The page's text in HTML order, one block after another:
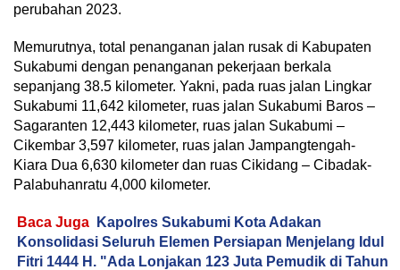
perubahan 2023.
Memurutnya, total penanganan jalan rusak di Kabupaten
Sukabumi dengan penanganan pekerjaan berkala
sepanjang 38.5 kilometer. Yakni, pada ruas jalan Lingkar
Sukabumi 11,642 kilometer, ruas jalan Sukabumi Baros –
Sagaranten 12,443 kilometer, ruas jalan Sukabumi –
Cikembar 3,597 kilometer, ruas jalan Jampangtengah-
Kiara Dua 6,630 kilometer dan ruas Cikidang – Cibadak-
Palabuhanratu 4,000 kilometer.
Baca Juga
Kapolres Sukabumi Kota Adakan
Konsolidasi Seluruh Elemen Persiapan Menjelang Idul
Fitri 1444 H. "Ada Lonjakan 123 Juta Pemudik di Tahun